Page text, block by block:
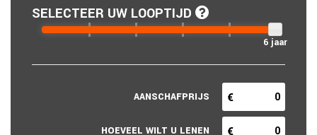
SELECTEER UW LOOPTIJD
6 jaar